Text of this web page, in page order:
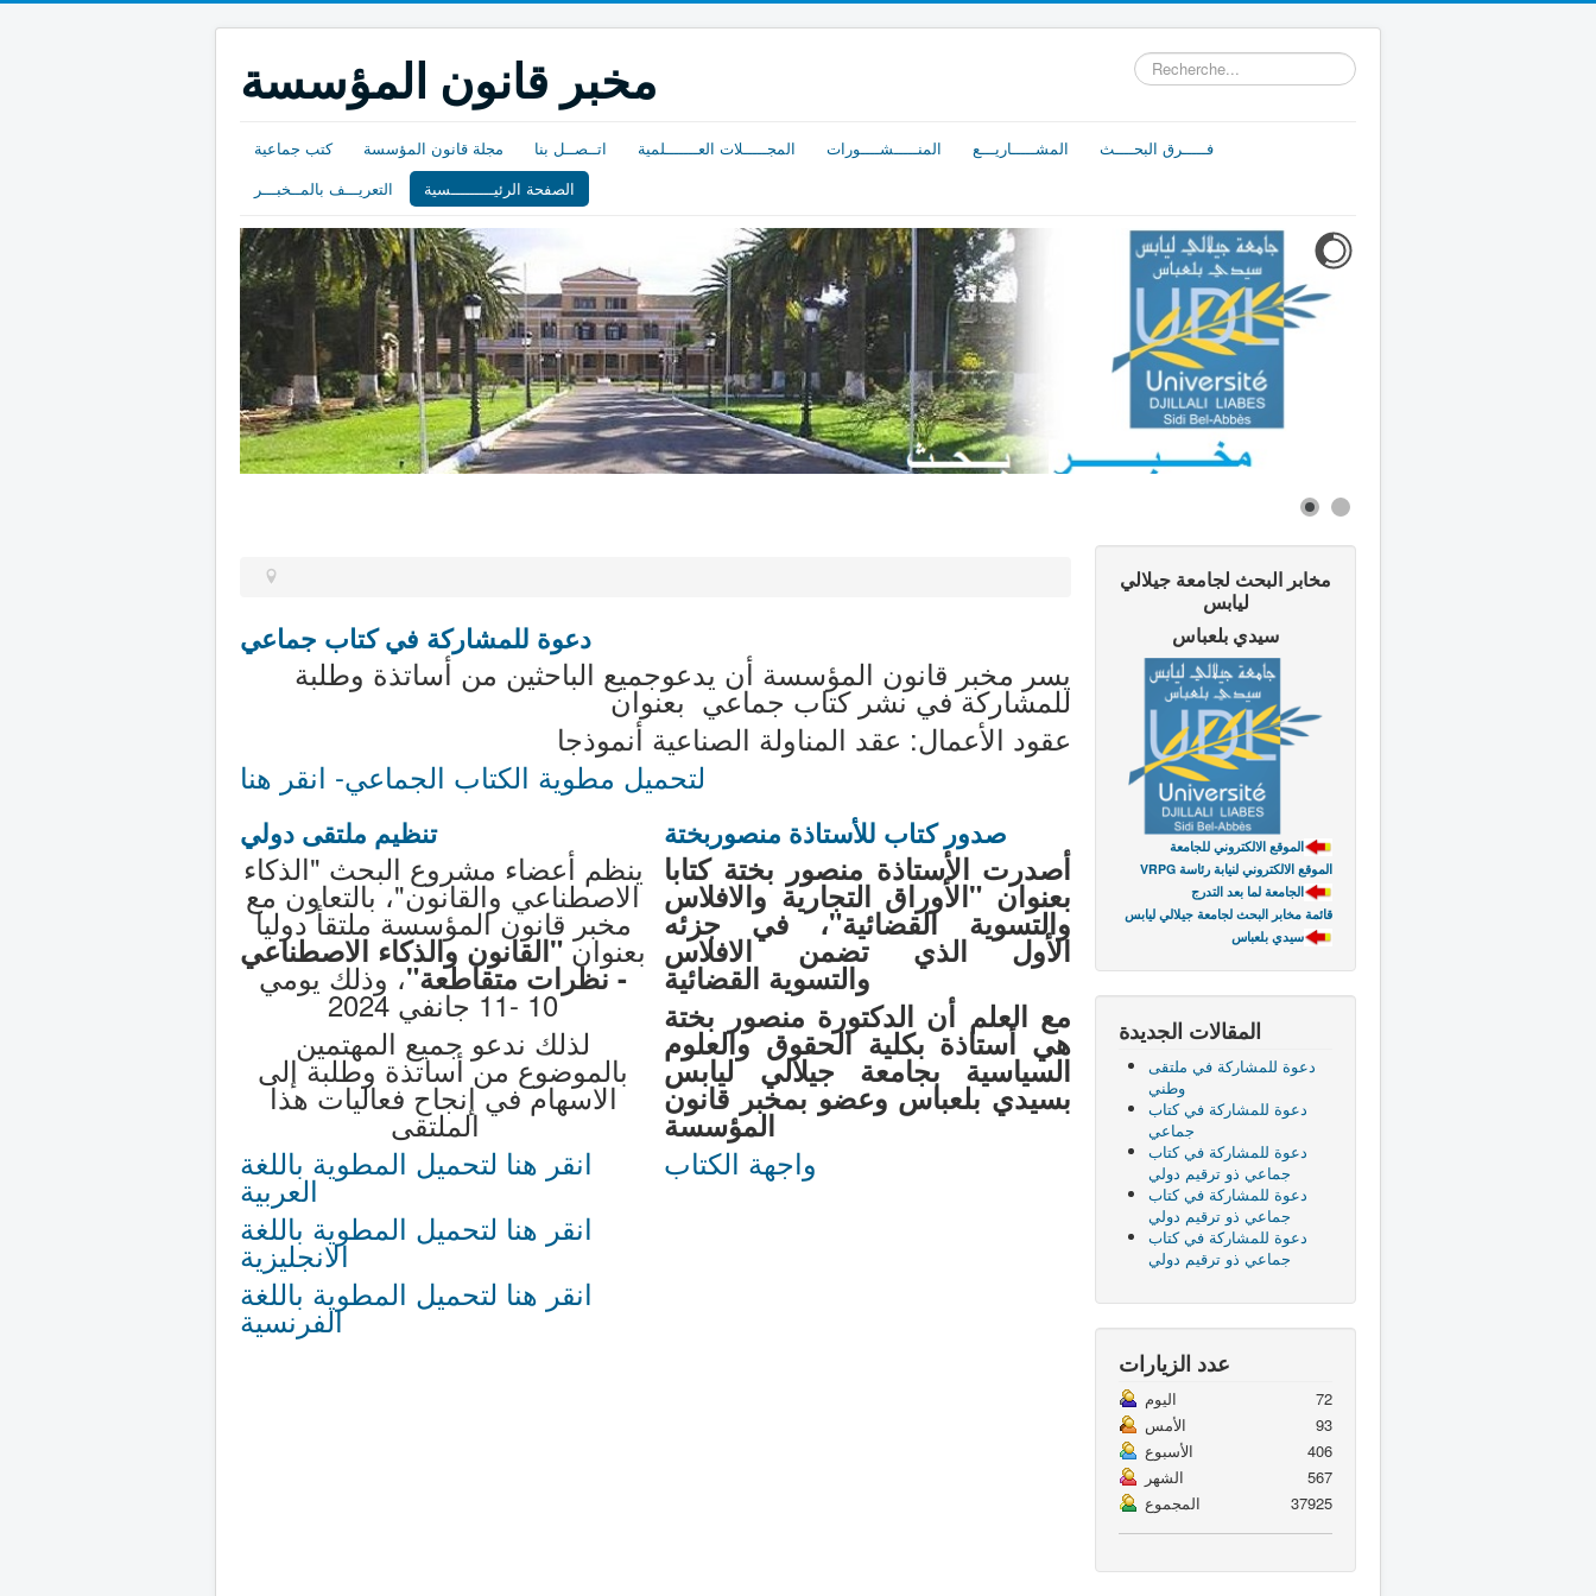
مخبر قانون المؤسسة Rechercher
كتب جماعية مجلة قانون المؤسسة اتــصــل بنا المجـــــلات العـــــــلمية المنـــــشــــورات المشـــــاريـــع
فـــــرق البحــــث
التعريـــف بالمــخبـــر
الصفحة الرئيـــــــــسية
دعوة للمشاركة في كتاب جماعي
يسر مخبر قانون المؤسسة أن يدعوجميع الباحثين من أساتذة وطلبة
للمشاركة في نشر كتاب جماعي بعنوان
عقود الأعمال: عقد المناولة الصناعية أنموذجا
لتحميل مطوية الكتاب الجماعي- انقر هنا
تنظيم ملتقى دولي
ينظم أعضاء مشروع البحث "الذكاء
الاصطناعي والقانون"، بالتعاون مع
مخبر قانون المؤسسة ملتقأ دوليا
بعنوان "القانون والذكاء الاصطناعي
- نظرات متقاطعة"، وذلك يومي
10 -11 جانفي 2024
لذلك ندعو جميع المهتمين
بالموضوع من أساتذة وطلبة إلى
الاسهام في إنجاح فعاليات هذا
الملتقى
انقر هنا لتحميل المطوية باللغة
العربية
انقر هنا لتحميل المطوية باللغة
الانجليزية
انقر هنا لتحميل المطوية باللغة
الفرنسية
صدور كتاب للأستاذة منصوربختة
أصدرت الأستاذة منصور بختة كتابا
بعنوان "الأوراق التجارية والافلاس
والتسوية القضائية"، في جزئه
الأول الذي تضمن الافلاس
والتسوية القضائية
مع العلم أن الدكتورة منصور بختة
هي أستاذة بكلية الحقوق والعلوم
السياسية بجامعة جيلالي ليابس
بسيدي بلعباس وعضو بمخبر قانون
المؤسسة
واجهة الكتاب
مخابر البحث لجامعة جيلالي
ليابس
سيدي بلعباس
الموقع الالكتروني للجامعة
VRPG الموقع الالكتروني لنيابة رئاسة
الجامعة لما بعد التدرج
قائمة مخابر البحث لجامعة جيلالي ليابس
سيدي بلعباس
المقالات الجديدة
دعوة للمشاركة في ملتقى
وطني
دعوة للمشاركة في كتاب
جماعي
دعوة للمشاركة في كتاب
جماعي ذو ترقيم دولي
دعوة للمشاركة في كتاب
جماعي ذو ترقيم دولي
دعوة للمشاركة في كتاب
جماعي ذو ترقيم دولي
عدد الزيارات
اليوم
72
الأمس
93
الأسبوع
406
الشهر
567
المجموع
37925